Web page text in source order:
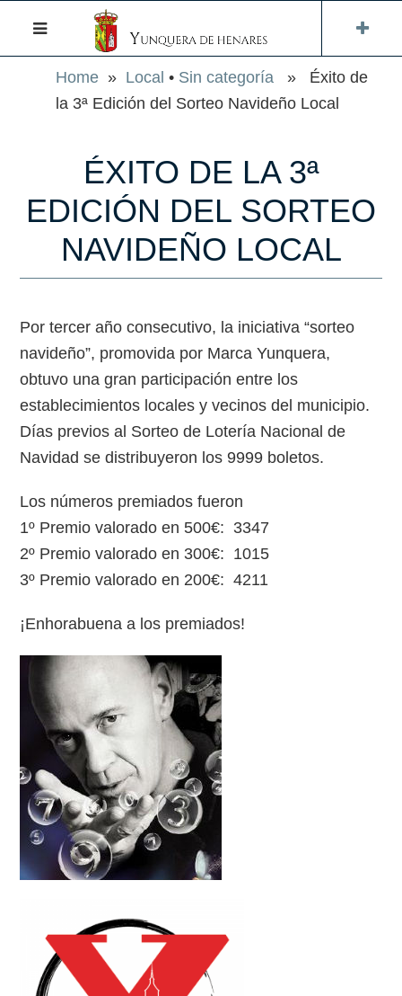
Home » Local • Sin categoría » Éxito de
la 3ª Edición del Sorteo Navideño Local
ÉXITO DE LA 3ª
EDICIÓN DEL SORTEO
NAVIDEÑO LOCAL
Por tercer año consecutivo, la iniciativa “sorteo
navideño”, promovida por Marca Yunquera,
obtuvo una gran participación entre los
establecimientos locales y vecinos del municipio.
Días previos al Sorteo de Lotería Nacional de
Navidad se distribuyeron los 9999 boletos.
Los números premiados fueron
1º Premio valorado en 500€: 3347
2º Premio valorado en 300€: 1015
3º Premio valorado en 200€: 4211
¡Enhorabuena a los premiados!